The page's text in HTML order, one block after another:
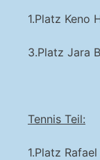
1.Platz Keno
3.Platz Jara
Tennis Teil:
1.Platz